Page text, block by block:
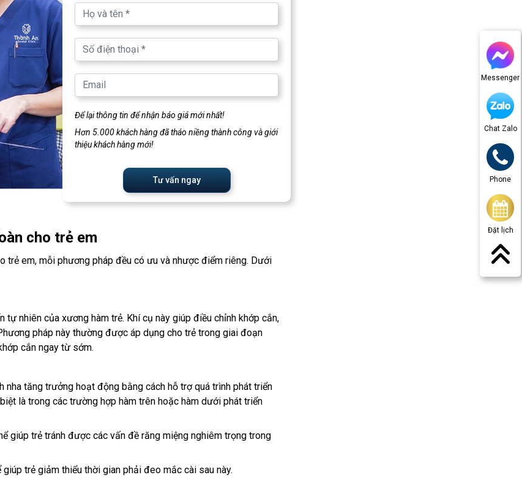
Messenger
Chat Zalo
Phone
Đặt lịch
Để lại thông tin để nhận báo giá mới nhất!
Hơn 5.000 khách hàng đã tháo niềng thành công và giới
thiệu khách hàng mới!
Tư vấn ngay
cho trẻ em
trẻ em, mỗi phương pháp đều có ưu và nhược điểm riêng. Dưới
nhiên của xương hàm trẻ. Khí cụ này giúp điều chỉnh khớp cắn,
pháp này thường được áp dụng cho trẻ trong giai đoạn
cắn ngay từ sớm.
tăng trưởng hoạt động bằng cách hỗ trợ quá trình phát triển
là trong các trường hợp hàm trên hoặc hàm dưới phát triển
giúp trẻ tránh được các vấn đề răng miệng nghiêm trọng trong
trẻ giảm thiểu thời gian phải đeo mắc cài sau này.